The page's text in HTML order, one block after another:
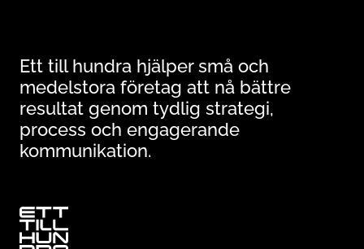
Ett till hundra hjälper små och
medelstora företag att nå bättre
resultat genom tydlig strategi,
process och engagerande
kommunikation.